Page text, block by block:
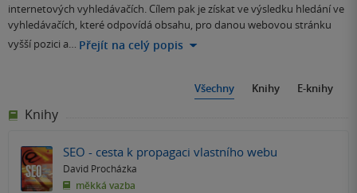
internetových vyhledávačích. Cílem pak je získat ve výsledku hledání ve
vyhledávačích, které odpovídá obsahu, pro danou webovou stránku
vyšší pozici a… Přejít na celý popis
Všechny Knihy E-knihy
Knihy
SEO - cesta k propagaci vlastního webu
David Procházka
měkká vazba